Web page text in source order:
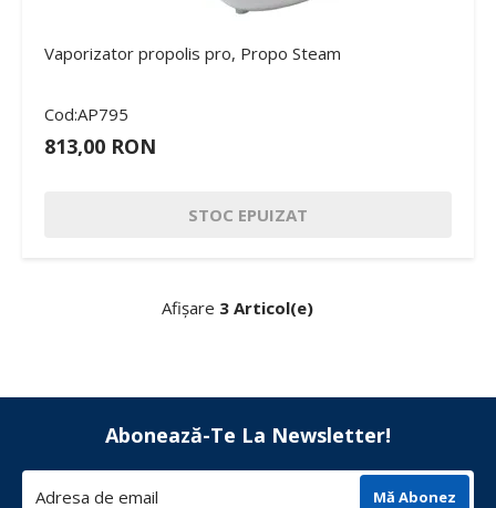
Vaporizator propolis pro, Propo Steam
Cod:AP795
813,00 RON
STOC EPUIZAT
Afișare 3 Articol(e)
Abonează-Te La Newsletter!
Mă Abonez